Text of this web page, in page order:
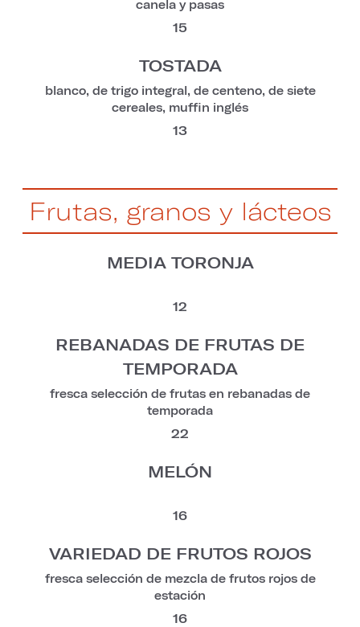
canela y pasas
15
TOSTADA
blanco, de trigo integral, de centeno, de siete
cereales, muffin inglés
13
Frutas, granos y lácteos
MEDIA TORONJA
12
REBANADAS DE FRUTAS DE
TEMPORADA
fresca selección de frutas en rebanadas de
temporada
22
MELÓN
16
VARIEDAD DE FRUTOS ROJOS
fresca selección de mezcla de frutos rojos de
estación
16